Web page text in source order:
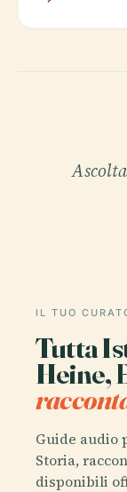
IL TUO
Tutta
Heine,
Guide audio
Storia,
disponibili